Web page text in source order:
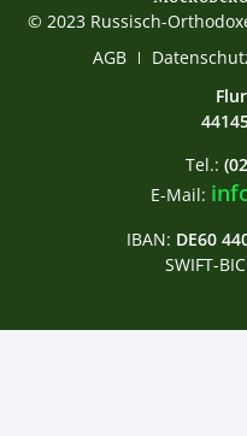
© 2023 Russisch-
АGB
Tel.:
E-Mail:
IBAN: DE60
SWIFT-